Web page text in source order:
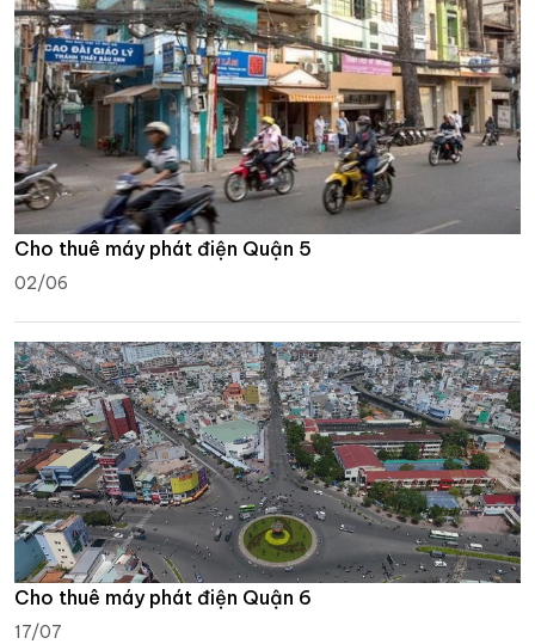
Cho thuê máy phát điện Quận 5
02/06
Cho thuê máy phát điện Quận 6
17/07